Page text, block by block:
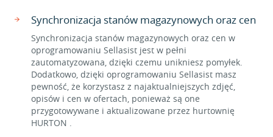
Synchronizacja stanów magazynowych oraz cen
Synchronizacja stanów magazynowych oraz cen w
oprogramowaniu Sellasist jest w pełni
zautomatyzowana, dzięki czemu unikniesz pomyłek.
Dodatkowo, dzięki oprogramowaniu Sellasist masz
pewność, że korzystasz z najaktualniejszych zdjęć,
opisów i cen w ofertach, ponieważ są one
przygotowywane i aktualizowane przez hurtownię
HURTON .